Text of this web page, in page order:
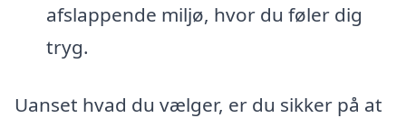
afslappende miljø, hvor du føler dig
tryg.
Uanset hvad du vælger, er du sikker på at